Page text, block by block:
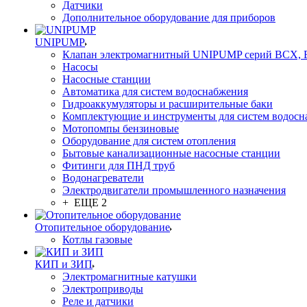
Датчики
Дополнительное оборудование для приборов
UNIPUMP
Клапан электромагнитный UNIPUMP серий BCX,
Насосы
Насосные станции
Автоматика для систем водоснабжения
Гидроаккумуляторы и расширительные баки
Комплектующие и инструменты для систем
Мотопомпы бензиновые
Оборудование для систем отопления
Бытовые канализационные насосные станции
Фитинги для ПНД труб
Водонагреватели
Электродвигатели промышленного назначения
+ ЕЩЕ 2
Отопительное оборудование
Котлы газовые
КИП и ЗИП
Электромагнитные катушки
Электроприводы
Реле и датчики